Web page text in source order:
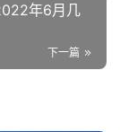
年6月几
下一篇